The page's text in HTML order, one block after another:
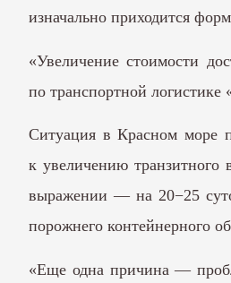
изначально приходится
«Увеличение стоимости
по транспортной
Ситуация в Красном море
к увеличению транзитного
выражении — на 20−25
порожнего контейнерного
«Еще одна причина —